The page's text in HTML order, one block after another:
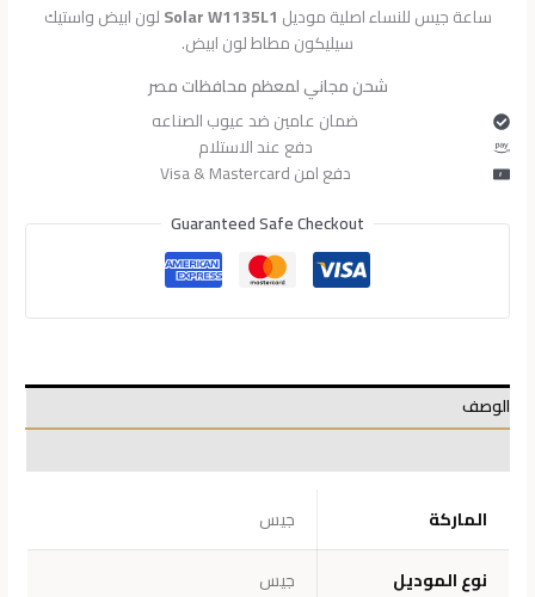
ساعة جيس للنساء اصلية موديل Solar W1135L1لون ابيض واستيك
سيليكون مطاط لون ابيض.
شحن مجاني لمعظم محافظات مصر
ضمان عامين ضد عيوب الصناعه
دفع عند الاستلام
دفع امن Visa & Mastercard
Guaranteed Safe Checkout
الوصف
الماركة
جيس
نوع الموديل
جيس